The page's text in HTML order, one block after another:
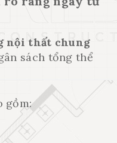
nội thất chung
sách tổng thể
gồm: